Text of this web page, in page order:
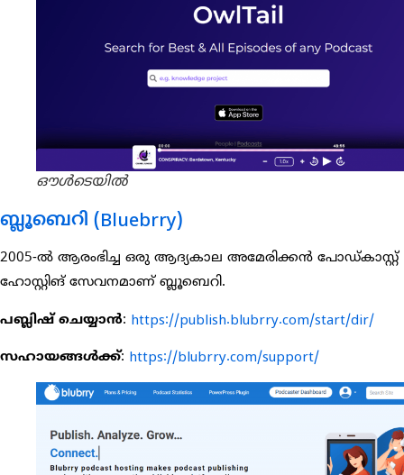
ഔൾടെയിൽ
ബ്ലൂബെറി (Bluebrry)
2005-ൽ ആരംഭിച്ച ഒരു ആദ്യകാല അമേരിക്കൻ പോഡ്കാസ്റ്റ്
ഹോസ്റ്റിങ് സേവനമാണ് ബ്ലൂബെറി.
പബ്ലിഷ് ചെയ്യാൻ: https://publish.blubrry.com/start/dir/
സഹായങ്ങൾക്ക്: https://blubrry.com/support/